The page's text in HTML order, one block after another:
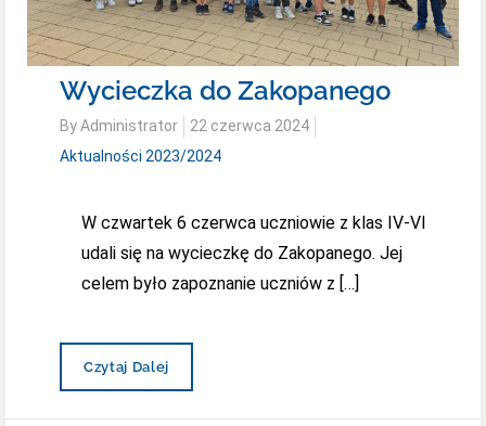
Wycieczka do Zakopanego
ByAdministrator
Posted
on
22 czerwca 2024
Aktualności 2023/2024
W czwartek 6 czerwca uczniowie z klas IV-VI
udali się na wycieczkę do Zakopanego. Jej
celem było zapoznanie uczniów z […]
Wycieczka
Czytaj Dalej